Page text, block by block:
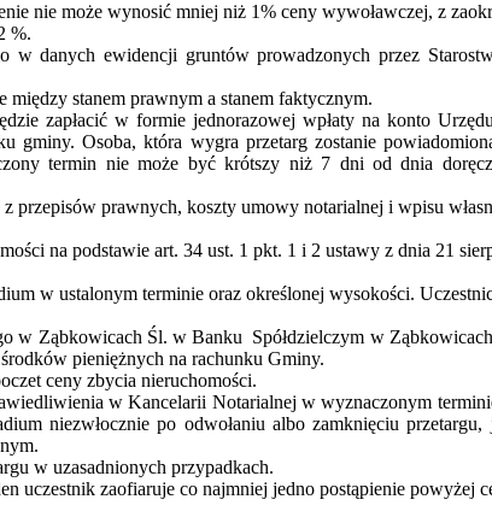
nie może wynosić mniej niż 1% ceny wywoławczej, z
%.
w danych ewidencji gruntów prowadzonych przez
stanem prawnym a stanem faktycznym.
zapłacić w formie jednorazowej wpłaty na konto
gminy. Osoba, która wygra przetarg zostanie
termin nie może być krótszy niż 7 dni od dnia
przepisów prawnych, koszty umowy notarialnej i wpisu
na podstawie art. 34 ust. 1 pkt. 1 i 2 ustawy z dnia 21
w ustalonym terminie oraz określonej wysokości.
w Ząbkowicach Śl. wBanku Spółdzielczym w
pieniężnych na rachunku Gminy.
ceny zbycia nieruchomości.
w Kancelarii Notarialnej w wyznaczonym
niezwłocznie po odwołaniu albo zamknięciu
w uzasadnionych przypadkach.
uczestnik zaofiaruje co najmniej jedno postąpienie powyżej